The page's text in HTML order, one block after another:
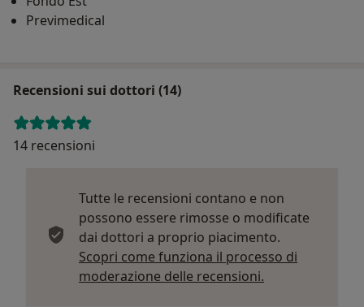
Previmedical
Recensioni sui dottori (14)
14 recensioni
Tutte le recensioni contano e non
possono essere rimosse o modificate
dai dottori a proprio piacimento.
Scopri come funziona il processo di
moderazione delle recensioni.